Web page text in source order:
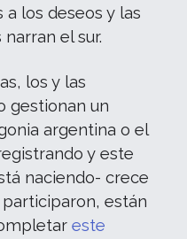
los deseos y las
el sur.
los y las
gestionan un
argentina o el
y este
naciendo- crece
participaron, están
este